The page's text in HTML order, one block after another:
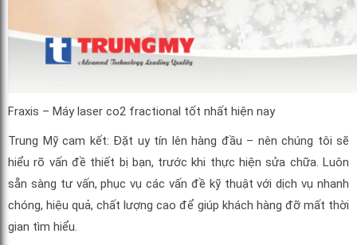
Fraxis – Máy laser co2 fractional tốt nhất hiện nay
Trung Mỹ cam kết: Đặt uy tín lên hàng đầu – nên chúng tôi sẽ
hiểu rõ vấn đề thiết bị bạn, trước khi thực hiện sửa chữa. Luôn
sẵn sàng tư vấn, phục vụ các vấn đề kỹ thuật với dịch vụ nhanh
chóng, hiệu quả, chất lượng cao để giúp khách hàng đỡ mất thời
gian tìm hiểu.